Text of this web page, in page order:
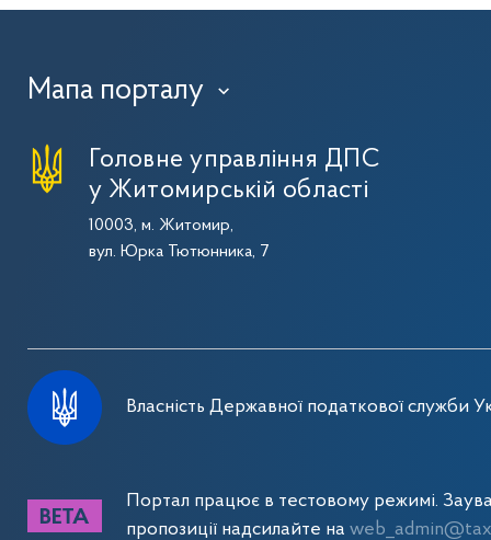
Мапа порталу ›
Головне управління ДПС
у Житомирській області
10003, м. Житомир,
вул. Юрка Тютюнника, 7
Власність Державної податкової служби
Портал працює в тестовому режимі.
пропозиції надсилайте на